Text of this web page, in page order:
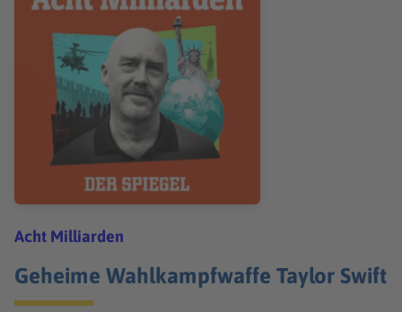
Acht Milliarden
Geheime Wahlkampfwaffe Taylor Swift